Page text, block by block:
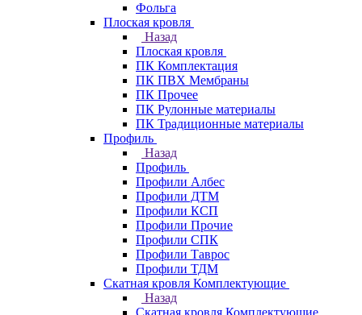
Фольга
Плоская кровля
Назад
Плоская кровля
ПК Комплектация
ПК ПВХ Мембраны
ПК Прочее
ПК Рулонные материалы
ПК Традиционные материалы
Профиль
Назад
Профиль
Профили Албес
Профили ДТМ
Профили КСП
Профили Прочие
Профили СПК
Профили Таврос
Профили ТДМ
Скатная кровля Комплектующие
Назад
Скатная кровля Комплектующие